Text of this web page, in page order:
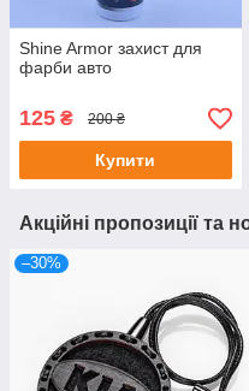
Shine Armor захист для
фарби авто
125 ₴ 200 ₴
Купити
Акційні пропозиції та
–30%